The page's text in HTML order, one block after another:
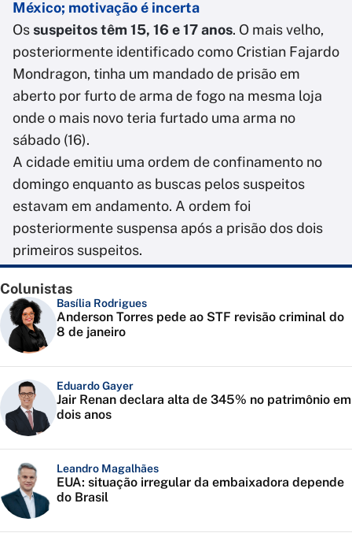
México; motivação é incerta
Ossuspeitos têm 15, 16 e 17 anos. O mais velho,
posteriormente identificado como Cristian Fajardo
Mondragon, tinha um mandado de prisão em
aberto por furto de arma de fogo na mesma loja
onde o mais novo teria furtado uma arma no
sábado (16).
A cidade emitiu uma ordem de confinamento no
domingo enquanto as buscas pelos suspeitos
estavam em andamento. A ordem foi
posteriormente suspensa após a prisão dos dois
primeiros suspeitos.
Colunistas
Basília Rodrigues
Anderson Torres pede ao STF revisão criminal do
8 de janeiro
Eduardo Gayer
Jair Renan declara alta de 345% no patrimônio em
dois anos
Leandro Magalhães
EUA: situação irregular da embaixadora depende
do Brasil